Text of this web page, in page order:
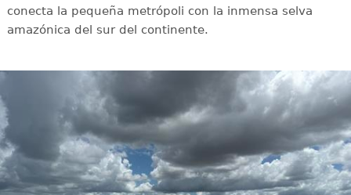
conecta la pequeña metrópoli con la inmensa selva
amazónica del sur del continente.